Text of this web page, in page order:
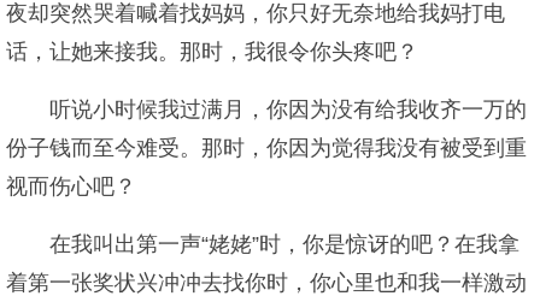
夜却突然哭着喊着找妈妈，你只好无奈地给我妈打电
话，让她来接我。那时，我很令你头疼吧？
听说小时候我过满月，你因为没有给我收齐一万的
份子钱而至今难受。那时，你因为觉得我没有被受到重
视而伤心吧？
在我叫出第一声“姥姥”时，你是惊讶的吧？在我拿
着第一张奖状兴冲冲去找你时，你心里也和我一样激动